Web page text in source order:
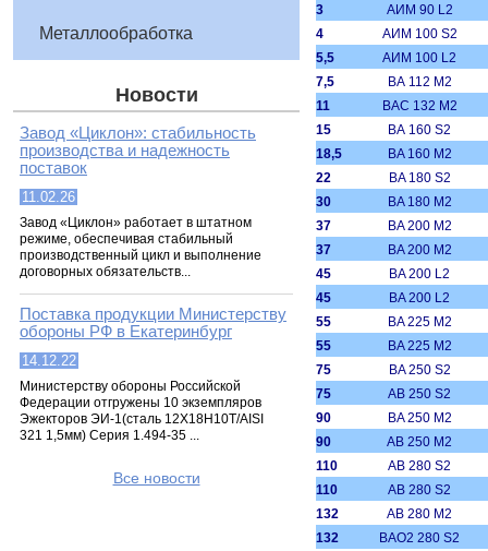
Металлообработка
Новости
Завод «Циклон»: стабильность
производства и надежность
поставок
11.02.26
Завод «Циклон» работает в штатном
режиме, обеспечивая стабильный
производственный цикл и выполнение
договорных обязательств...
Поставка продукции Министерству
обороны РФ в Екатеринбург
14.12.22
Министерству обороны Российской
Федерации отгружены 10 экземпляров
Эжекторов ЭИ-1(сталь 12Х18Н10Т/AISI
321 1,5мм) Серия 1.494-35 ...
Все новости
3
АИМ 90 L2
4
АИМ 100 S2
5,5
АИМ 100 L2
7,5
ВА 112 М2
11
ВАС 132 М2
15
ВА 160 S2
18,5
BA 160 M2
22
BA 180 S2
30
BA 180 M2
37
BA 200 M2
37
BA 200 M2
45
BA 200 L2
45
BA 200 L2
55
BA 225 M2
55
BA 225 M2
75
BA 250 S2
75
AB 250 S2
90
BA 250 M2
90
AB 250 M2
110
AB 280 S2
110
AB 280 S2
132
AB 280 M2
132
BAO2 280 S2